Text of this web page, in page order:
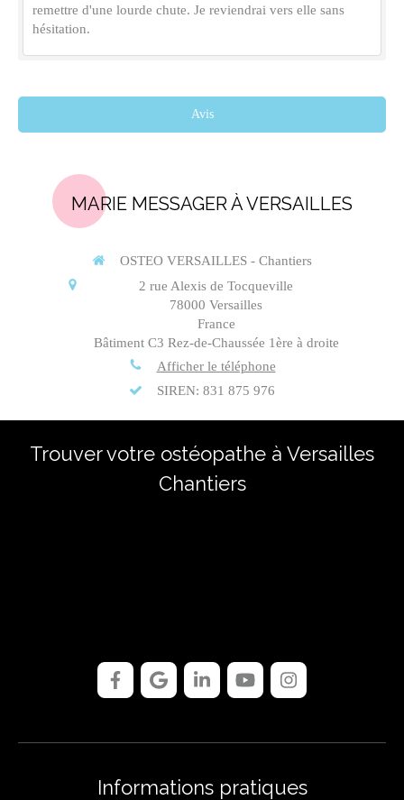
remettre d'une lourde chute. Je reviendrai vers elle sans
hésitation.
Avis
MARIE MESSAGER À VERSAILLES
OSTEO VERSAILLES - Chantiers
2 rue Alexis de Tocqueville
78000 Versailles
France
Bâtiment C3 Rez-de-Chaussée 1ère à droite
Afficher le téléphone
SIREN: 831 875 976
Trouver votre ostéopathe à Versailles
Chantiers
Informations pratiques